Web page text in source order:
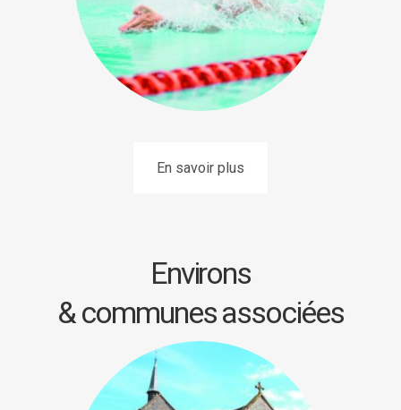
En savoir plus
Environs
& communes associées